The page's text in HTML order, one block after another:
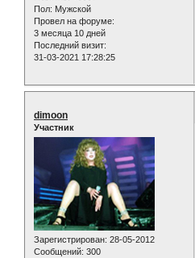
Пол: Мужской
Провел на форуме:
3 месяца 10 дней
Последний визит:
31-03-2021 17:28:25
dimoon
Участник
Зарегистрирован: 28-05-2012
Сообщений: 300